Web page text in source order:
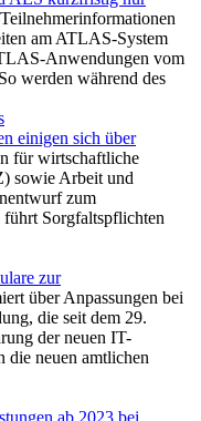
am ATLAS-System
Anwendungen vom
werden während des
einigen sich über
für wirtschaftliche
sowie Arbeit und
zum
führt Sorgfaltspflichten
zur
über Anpassungen bei
die seit dem 29.
der neuen IT-
neuen amtlichen
ab 2023 bei